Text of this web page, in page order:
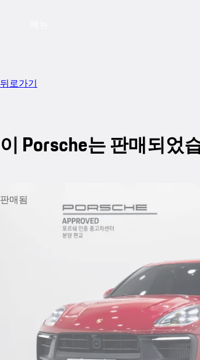
뒤로가기
이 Porsche는 판매되었
판매됨